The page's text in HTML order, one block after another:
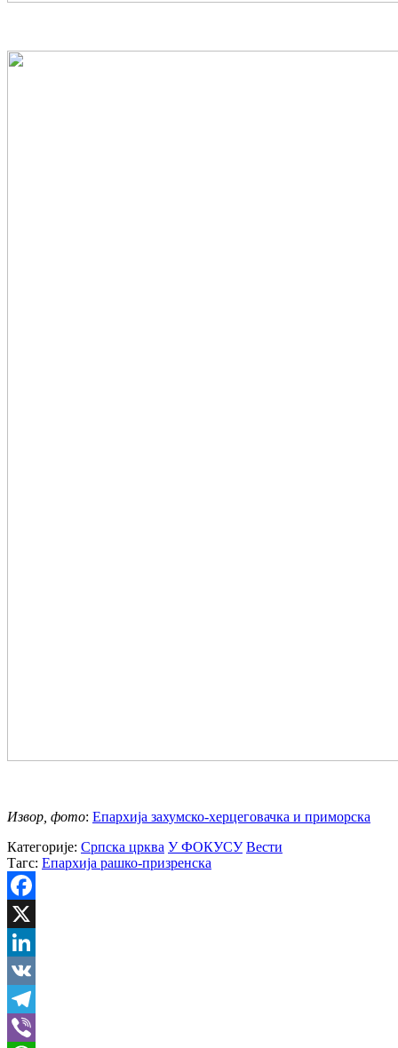
Извор, фото: Епархија захумско-херцеговачка и приморска
Категорије: Српска црква У ФОКУСУ Вести
Тагс: Епархија рашко-призренска
Facebook
X
LinkedIn
VK
Telegram